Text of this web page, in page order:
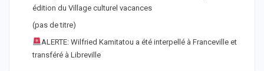
édition du Village culturel vacances
(pas de titre)
ALERTE: Wilfried Kamitatou a été interpellé à Franceville et
transféré à Libreville